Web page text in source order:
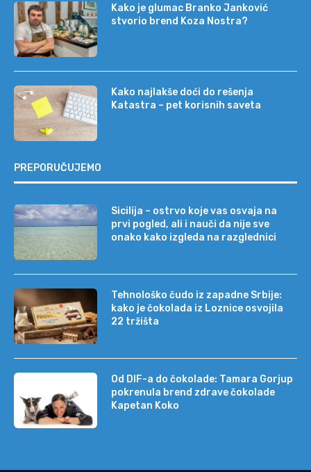
Kako je glumac Branko Janković
stvorio brend Koza Nostra?
Kako najlakše doći do rešenja
Katastra – pet korisnih saveta
PREPORUČUJEMO
Sicilija – ostrvo koje vas osvaja na
prvi pogled, ali i nauči da nije sve
onako kako izgleda na razglednici
Tehnološko čudo iz zapadne Srbije:
kako je čokolada iz Loznice osvojila
22 tržišta
Od DIF-a do čokolade: Tamara Gorjup
pokrenula brend zdrave čokolade
Kapetan Koko